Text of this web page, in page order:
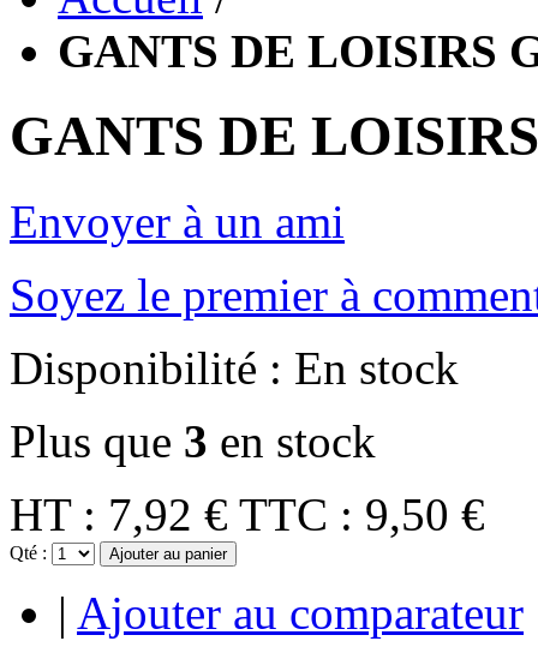
GANTS DE LOISIRS
GANTS DE
Envoyer à un ami
Soyez le premier à
Disponibilité : En stock
Plus que 3 en stock
HT : 7,92 € TTC : 9,50 €
Qté : Ajouter au panier
| Ajouter au comparateur